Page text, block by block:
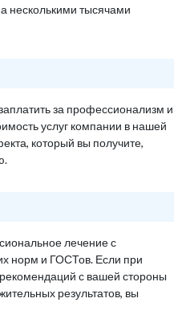
несколькими тысячами
за профессионализм и
услуг компании в нашей
который вы получите,
лечение с
норм и ГОСТов. Если при
с вашей стороны
результатов, вы